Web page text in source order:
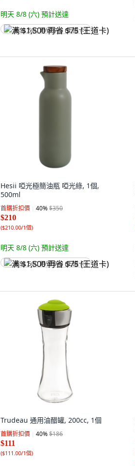
明天 8/8 (六) 預計送達
满 $1,500 再省 $75 (王道卡)
Hesii 啞光極簡油瓶 啞光綠, 1個,
500ml
首購折扣價 40%$350
$210
($210.00/1個)
明天 8/8 (六) 預計送達
满 $1,500 再省 $75 (王道卡)
Trudeau 通用油醋罐, 200cc, 1個
首購折扣價 40%$186
$111
($111.00/1個)